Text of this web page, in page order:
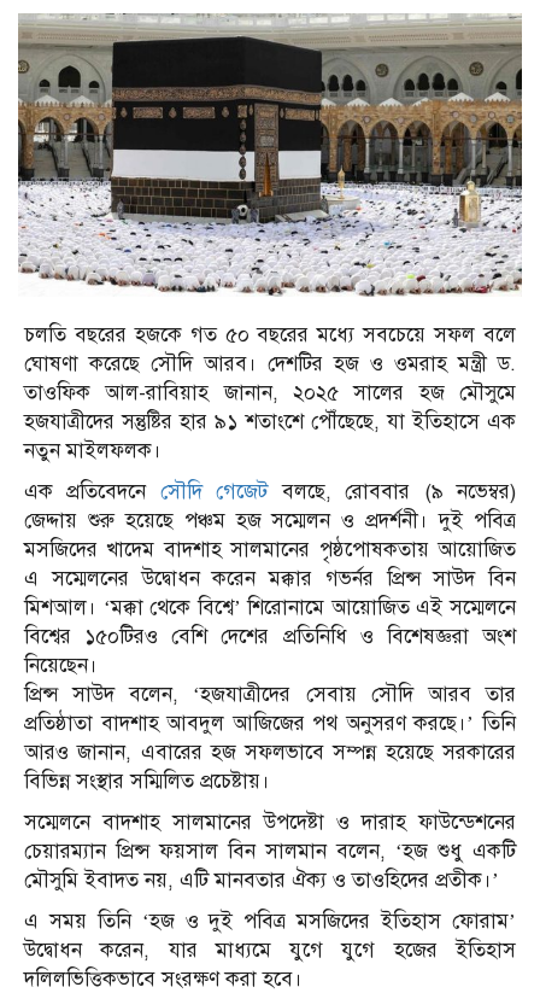
চলতি বছরের হজকে গত ৫০ বছরের মধ্যে সবচেয়ে সফল বলে
ঘোষণা করেছে সৌদি আরব। দেশটির হজ ও ওমরাহ মন্ত্রী ড.
তাওফিক আল-রাবিয়াহ জানান, ২০২৫ সালের হজ মৌসুমে
হজযাত্রীদের সন্তুষ্টির হার ৯১ শতাংশে পৌঁছেছে, যা ইতিহাসে এক
নতুন মাইলফলক।
এক প্রতিবেদনে সৌদি গেজেটবলছে, রোববার (৯ নভেম্বর)
জেদ্দায় শুরু হয়েছে পঞ্চম হজ সম্মেলন ও প্রদর্শনী। দুই পবিত্র
মসজিদের খাদেম বাদশাহ সালমানের পৃষ্ঠপোষকতায় আয়োজিত
এ সম্মেলনের উদ্বোধন করেন মক্কার গভর্নর প্রিন্স সাউদ বিন
মিশআল। ‘মক্কা থেকে বিশ্বে’ শিরোনামে আয়োজিত এই সম্মেলনে
বিশ্বের ১৫০টিরও বেশি দেশের প্রতিনিধি ও বিশেষজ্ঞরা অংশ
নিয়েছেন।
প্রিন্স সাউদ বলেন, ‘হজযাত্রীদের সেবায় সৌদি আরব তার
প্রতিষ্ঠাতা বাদশাহ আবদুল আজিজের পথ অনুসরণ করছে।’ তিনি
আরও জানান, এবারের হজ সফলভাবে সম্পন্ন হয়েছে সরকারের
বিভিন্ন সংস্থার সম্মিলিত প্রচেষ্টায়।
সম্মেলনে বাদশাহ সালমানের উপদেষ্টা ও দারাহ ফাউন্ডেশনের
চেয়ারম্যান প্রিন্স ফয়সাল বিন সালমান বলেন, ‘হজ শুধু একটি
মৌসুমি ইবাদত নয়, এটি মানবতার ঐক্য ও তাওহিদের প্রতীক।’
এ সময় তিনি ‘হজ ও দুই পবিত্র মসজিদের ইতিহাস ফোরাম’
উদ্বোধন করেন, যার মাধ্যমে যুগে যুগে হজের ইতিহাস
দলিলভিত্তিকভাবে সংরক্ষণ করা হবে।